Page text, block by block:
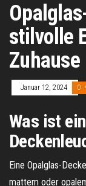
stilvolle
Zuhause
Januar 12, 2024 0
Was ist
Eine Opalglas-
mattem oder